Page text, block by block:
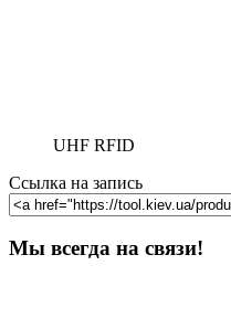
UHF RFID
Ссылка на запись
Мы всегда на связи!